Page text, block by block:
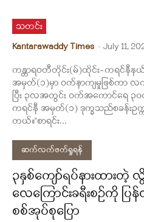
သတင်း
Kantarawaddy Times - July 11,
ကန္တာရဝတီတိုင်း(မ်)ထိုင်း-ကရင်နီ
အမှတ်(၁)မှာ ဝက်နာကျမှုဖြစ်ကာ
ပြီး ၃လအတွင်း ဝက်အကောင်ရေ ၃
ကရင်နီ အမှတ်(၁) ဒုက္ခသည်စခန်းဥ
တယ်။"စာရင်း...
ဆက်လက်ဖတ်ရှုရန်
၃နှစ်ကျော်ရပ်နားထား
လေကြောင်းခရီးစဉ်ကို
စစ်အုပ်စုပြော